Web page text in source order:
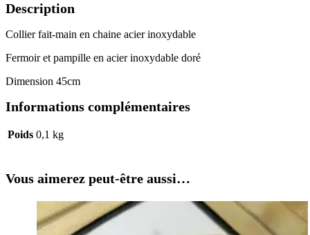
Description
Collier fait-main en chaine acier inoxydable
Fermoir et pampille en acier inoxydable doré
Dimension 45cm
Informations complémentaires
Poids 0,1 kg
Vous aimerez peut-être aussi…